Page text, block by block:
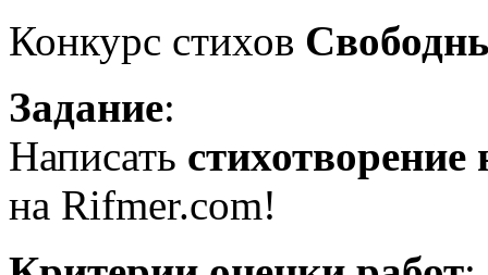
Конкурс стихов
Задание:
Написать
на Rifmer.com!